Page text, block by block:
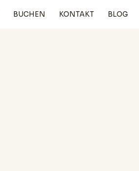
BUCHEN KONTAKT BLOG